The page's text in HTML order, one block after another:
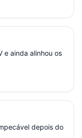
e ainda alinhou os
depois do